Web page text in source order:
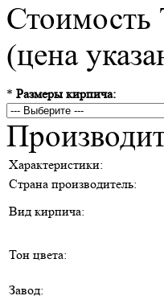
Стоимость
(цена
* Размеры кирпича:
Характеристики:
Страна производитель:
Вид кирпича:
Тон цвета:
Завод: